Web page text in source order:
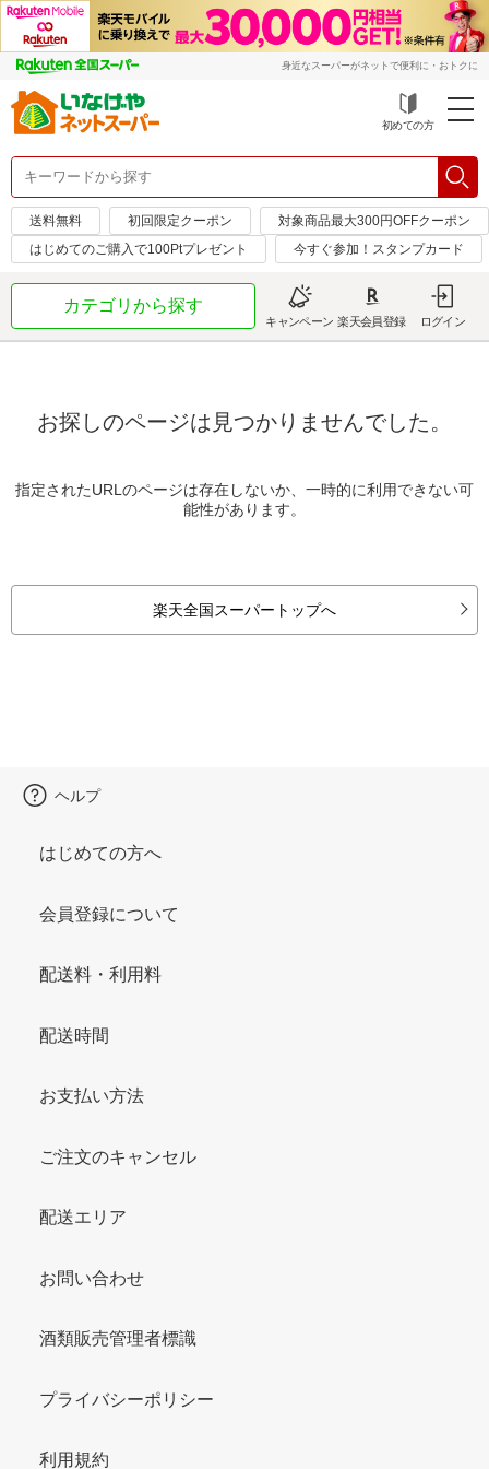
身近なスーパーがネットで便利に・おトクに
初めての方
送料無料 初回限定クーポン
対象商品最大300円OFFクーポン
はじめてのご購入で100Ptプレゼント
今すぐ参加！スタンプカード
カテゴリから探す
キャンペーン 楽天会員登録 ログイン
お探しのページは見つかりませんでした。
指定されたURLのページは存在しないか、一時的に利用できない可
能性があります。
楽天全国スーパートップへ
ヘルプ
はじめての方へ
会員登録について
配送料・利用料
配送時間
お支払い方法
ご注文のキャンセル
配送エリア
お問い合わせ
酒類販売管理者標識
プライバシーポリシー
利用規約